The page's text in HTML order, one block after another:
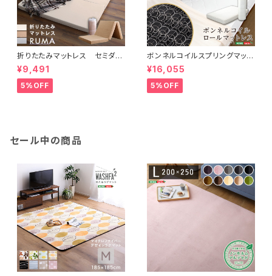
折りたたみマットレス セミダブ
ル 【RUMA-ルーマ-】 SH-0
7-OMSD
¥9,491
5%OFF
ボンネルコイルスプリングマット
レス【-Michelia-ミケリア】（セ
ミダブル用）※ロール梱包でラク
ラク搬入可能！※ FM-06-SD
¥16,055
5%OFF
セール中の商品